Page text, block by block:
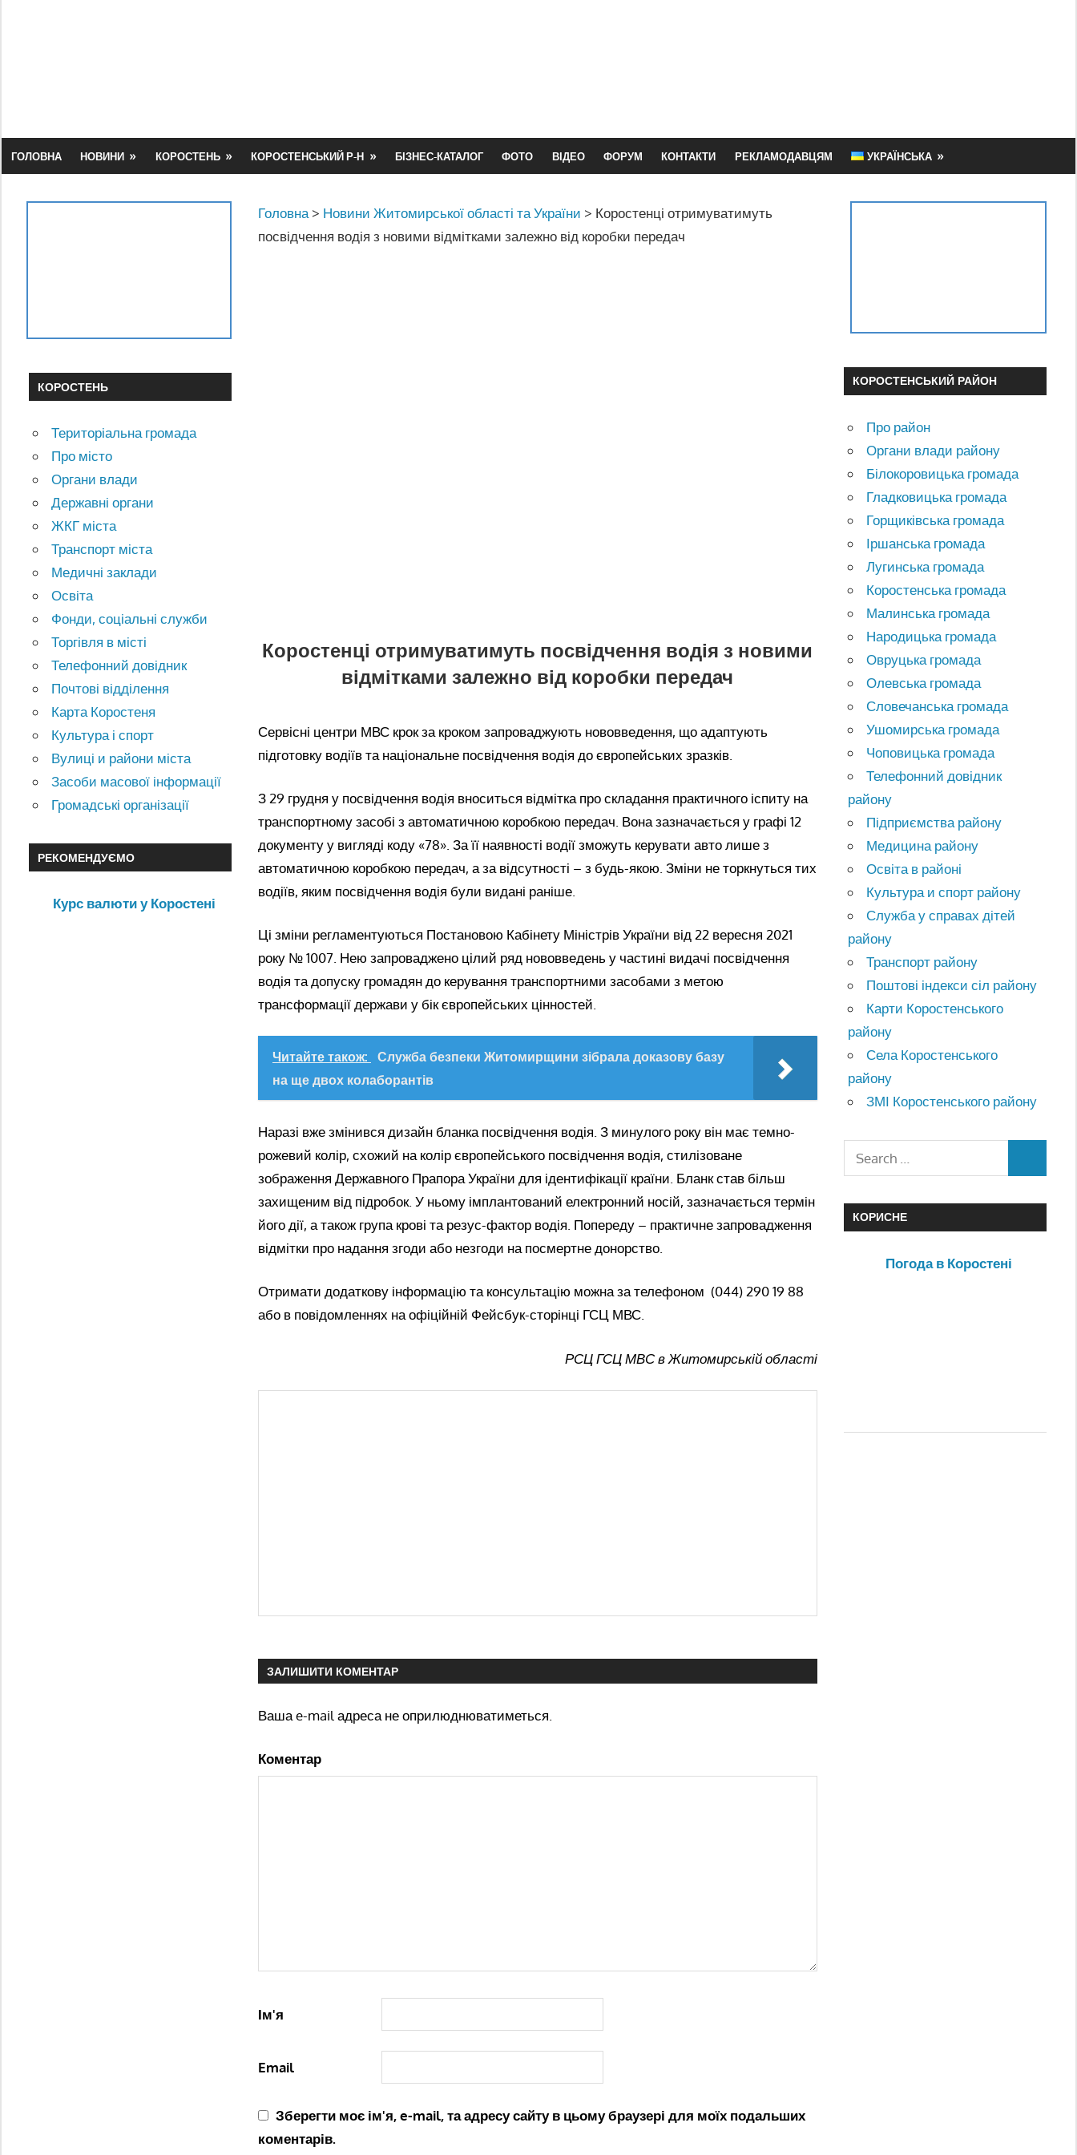
ГОЛОВНА НОВИНИ КОРОСТЕНЬ КОРОСТЕНСЬКИЙ Р-Н БІЗНЕС-КАТАЛОГ ФОТО ВІДЕО ФОРУМ КОНТАКТИ РЕКЛАМОДАВЦЯМ УКРАЇНСЬКА
Головна > Новини Житомирської області та України > Коростенці отримуватимуть
посвідчення водія з новими відмітками залежно від коробки передач
Коростенці отримуватимуть посвідчення водія з новими
відмітками залежно від коробки передач
Сервісні центри МВС крок за кроком запроваджують нововведення, що адаптують
підготовку водіїв та національне посвідчення водія до європейських зразків.
З 29 грудня у посвідчення водія вноситься відмітка про складання практичного іспиту на
транспортному засобі з автоматичною коробкою передач. Вона зазначається у графі 12
документу у вигляді коду «78». За її наявності водії зможуть керувати авто лише з
автоматичною коробкою передач, а за відсутності – з будь-якою. Зміни не торкнуться тих
водіїв, яким посвідчення водія були видані раніше.
Ці зміни регламентуються Постановою Кабінету Міністрів України від 22 вересня 2021
року № 1007. Нею запроваджено цілий ряд нововведень у частині видачі посвідчення
водія та допуску громадян до керування транспортними засобами з метою
трансформації держави у бік європейських цінностей.
Читайте також:
Служба безпеки Житомирщини зібрала доказову базу
на ще двох колаборантів
Наразі вже змінився дизайн бланка посвідчення водія. З минулого року він має темно-
рожевий колір, схожий на колір європейського посвідчення водія, стилізоване
зображення Державного Прапора України для ідентифікації країни. Бланк став більш
захищеним від підробок. У ньому імплантований електронний носій, зазначається термін
його дії, а також група крові та резус-фактор водія. Попереду – практичне запровадження
відмітки про надання згоди або незгоди на посмертне донорство.
Отримати додаткову інформацію та консультацію можна за телефоном (044) 290 19 88
або в повідомленнях на офіційній Фейсбук-сторінці ГСЦ МВС.
РСЦ ГСЦ МВС в Житомирській області
ЗАЛИШИТИ КОМЕНТАР
Ваша e-mail адреса не оприлюднюватиметься.
Коментар
Ім'я
Email
Зберегти моє ім'я, e-mail, та адресу сайту в цьому браузері для моїх подальших
коментарів.
КОРОСТЕНЬ
Територіальна громада
Про місто
Органи влади
Державні органи
ЖКГ міста
Транспорт міста
Медичні заклади
Освіта
Фонди, соціальні служби
Торгівля в місті
Телефонний довідник
Почтові відділення
Карта Коростеня
Культура і спорт
Вулиці и райони міста
Засоби масової інформації
Громадські організації
РЕКОМЕНДУЄМО
Курс валюти у Коростені
КОРОСТЕНСЬКИЙ РАЙОН
Про район
Органи влади району
Білокоровицька громада
Гладковицька громада
Горщиківська громада
Іршанська громада
Лугинська громада
Коростенська громада
Малинська громада
Народицька громада
Овруцька громада
Олевська громада
Словечанська громада
Ушомирська громада
Чоповицька громада
Телефонний довідник
району
Підприємства району
Медицина району
Освіта в районі
Культура и спорт району
Служба у справах дітей
району
Транспорт району
Поштові індекси сіл району
Карти Коростенського
району
Села Коростенського
району
ЗМІ Коростенського району
КОРИСНЕ
Погода в Коростені